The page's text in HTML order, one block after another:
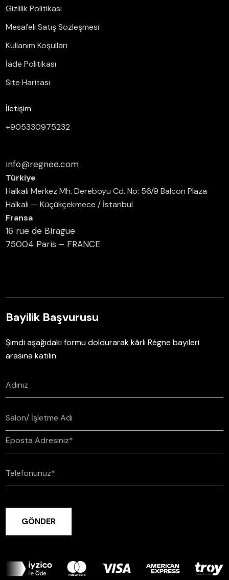
Gizlilik Politikası
Mesafeli Satış Sözleşmesi
Kullanım Koşulları
İade Politikası
Site Haritası
İletişim
+905330975232
info@regnee.com
Türkiye
Halkalı Merkez Mh. Dereboyu Cd. No: 56/9 Balcon Plaza
Halkalı — Küçükçekmece / İstanbul
Fransa
16 rue de Birague
75004 Paris – FRANCE
Bayilik Başvurusu
Şimdi aşağıdaki formu doldurarak kârlı Régne bayileri
arasına katılın.